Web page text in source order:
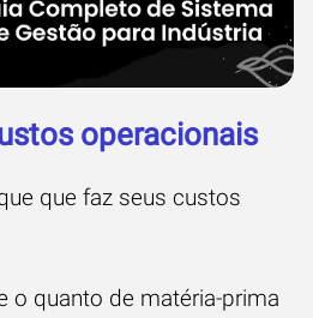
operacionais
que faz seus custos
o quanto de matéria-prima